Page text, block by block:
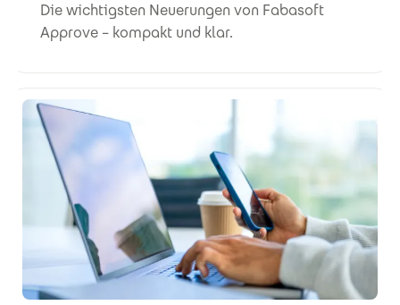
Die wichtigsten Neuerungen von Fabasoft
Approve – kompakt und klar.